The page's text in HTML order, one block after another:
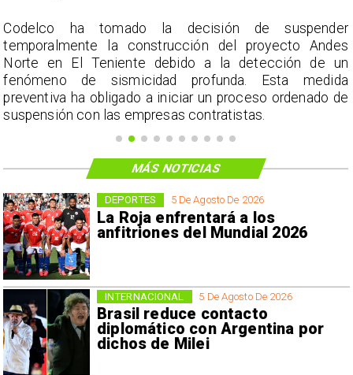
Codelco ha tomado la decisión de suspender
temporalmente la construcción del proyecto Andes
Norte en El Teniente debido a la detección de un
fenómeno de sismicidad profunda. Esta medida
preventiva ha obligado a iniciar un proceso ordenado de
suspensión con las empresas contratistas.
5 De Agosto De 2026
La Roja enfrentará a los
anfitriones del Mundial 2026
DEPORTES
5 De Agosto De 2026
Brasil reduce contacto
diplomático con Argentina por
dichos de Milei
INTERNACIONAL
MÁS NOTICIAS